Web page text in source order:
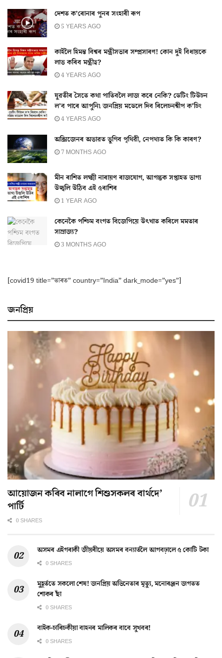
দেশত ক’ৰোনাৰ পুনৰ সংহাৰী ৰূপ
5 YEARS AGO
কাইলৈ হিমন্ত বিশ্বৰ মন্ত্ৰীসভাৰ সম্প্ৰসাৰণ! কোন দুই বিধায়কে
লাভ কৰিব মন্ত্ৰীত্ব?
4 YEARS AGO
যুৱতীৰ সৈতে কথা পাতিবলৈ লাজ কৰে নেকি? ডেটিং টিউচন
ল’ব পাৰে আপুনি৷ জনপ্ৰিয় মডেলে দিব ৰিলেচনশ্বীপ ক’চিং
4 YEARS AGO
অক্সিজেনৰ অভাৱত ভুগিব পৃথিৱী, নেপথ্যত কি কি কাৰণ?
7 MONTHS AGO
মীন ৰাশিত লক্ষ্মী নাৰায়ণ ৰাজযোগ, আগন্তুক সপ্তাহত ভাগ্য
উজ্বলি উঠিব এই ৫ৰাশিৰ
1 YEAR AGO
কেনেকৈ পশ্চিম বংগত বিজেপিয়ে উৎখাত কৰিলে মমতাৰ
সাম্ৰাজ্য?
3 MONTHS AGO
[covid19 title=”ভাৰত” country=”India” dark_mode=”yes”]
জনপ্ৰিয়
আয়োজন কৰিব নালাগে শিশুসকলৰ বাৰ্থদে’
পাৰ্টি
0 SHARES
অসমৰ এইগৰাকী জীয়ৰীয়ে অসমৰ বন্যাৰ্তলৈ আগবঢ়ালে ৫ কোটি টকা
0 SHARES
মুহূৰ্ততে সকলো শেষ! জনপ্ৰিয় অভিনেতাৰ মৃত্যু, মনোৰঞ্জন জগতত
শোকৰ ছাঁ
0 SHARES
বাইক-চাৰিচকীয়া বাহনৰ মালিকৰ বাবে সুখবৰ!
0 SHARES